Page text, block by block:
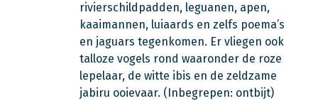
rivierschildpadden, leguanen, apen,
kaaimannen, luiaards en zelfs poema’s
en jaguars tegenkomen. Er vliegen ook
talloze vogels rond waaronder de roze
lepelaar, de witte ibis en de zeldzame
jabiru ooievaar. (Inbegrepen: ontbijt)